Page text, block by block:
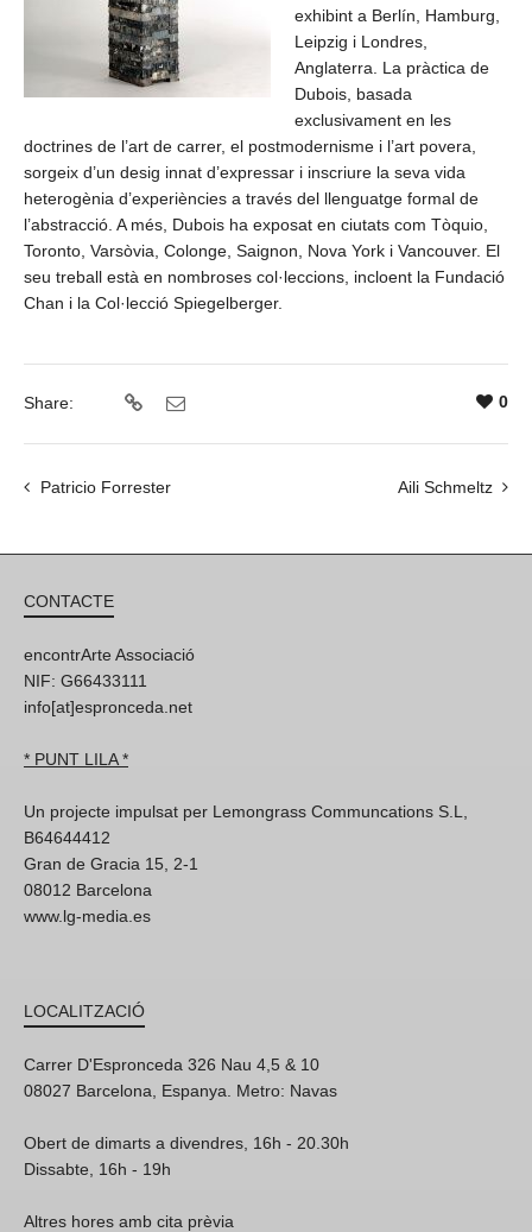
exhibint a Berlín, Hamburg,
Leipzig i Londres,
Anglaterra. La pràctica de
Dubois, basada
exclusivament en les
doctrines de l’art de carrer, el postmodernisme i l’art povera,
sorgeix d’un desig innat d’expressar i inscriure la seva vida
heterogènia d’experiències a través del llenguatge formal de
l’abstracció. A més, Dubois ha exposat en ciutats com Tòquio,
Toronto, Varsòvia, Colonge, Saignon, Nova York i Vancouver. El
seu treball està en nombroses col·leccions, incloent la Fundació
Chan i la Col·lecció Spiegelberger.
Share: 0
Patricio Forrester Aili Schmeltz
CONTACTE
encontrArte Associació
NIF: G66433111
info[at]espronceda.net
* PUNT LILA *
Un projecte impulsat per Lemongrass Communcations S.L,
B64644412
Gran de Gracia 15, 2-1
08012 Barcelona
www.lg-media.es
LOCALITZACIÓ
Carrer D'Espronceda 326 Nau 4,5 & 10
08027 Barcelona, Espanya. Metro: Navas
Obert de dimarts a divendres, 16h - 20.30h
Dissabte, 16h - 19h
Altres hores amb cita prèvia